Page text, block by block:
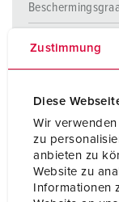
Zustimmung
Diese
Wir
zu
anbieten zu
Website zu
Informationen
Polen
Voltage
Aansluittechniek